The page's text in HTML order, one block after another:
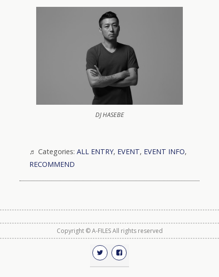
DJ HASEBE
Categories: ALL ENTRY, EVENT, EVENT INFO,
RECOMMEND
Copyright © A-FILES All rights reserved